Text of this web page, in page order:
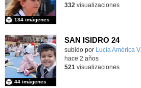
134 imágenes
332 visualizaciones
SAN ISIDRO 24
Contenido educativo.
subido por Lucía América V.
44 imágenes
hace 2 años
521 visualizaciones